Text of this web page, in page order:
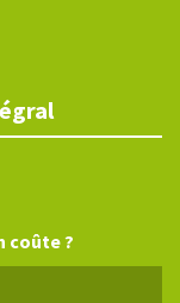
coûte ?